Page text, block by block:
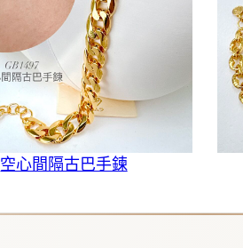
空心間隔古巴手鍊